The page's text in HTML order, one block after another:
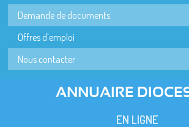
Demande de documents
Offres d'emploi
Nous contacter
ANNUAIRE
EN LIGNE